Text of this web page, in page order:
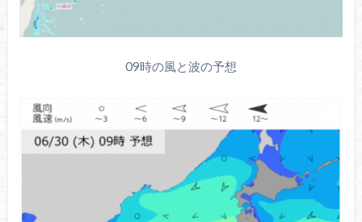
09時の風と波の予想